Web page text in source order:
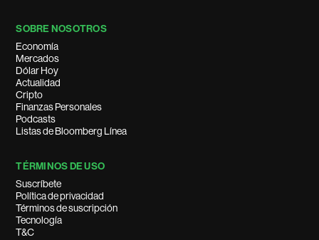
SOBRE NOSOTROS
Economía
Mercados
Dólar Hoy
Actualidad
Cripto
Finanzas Personales
Podcasts
Listas de Bloomberg Línea
TÉRMINOS DE USO
Suscríbete
Política de privacidad
Términos de suscripción
Tecnología
T&C